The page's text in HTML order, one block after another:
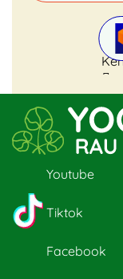
Youtube
Tiktok
Facebook